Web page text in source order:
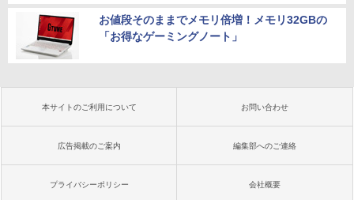
お値段そのままでメモリ倍増！メモリ32GBの
「お得なゲーミングノート」
本サイトのご利用について お問い合わせ
広告掲載のご案内 編集部へのご連絡
プライバシーポリシー 会社概要